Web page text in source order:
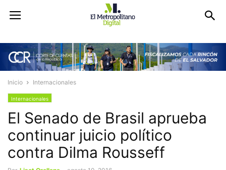
Inicio Internacionales
Internacionales
El Senado de Brasil aprueba
continuar juicio político
contra Dilma Rousseff